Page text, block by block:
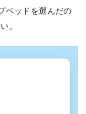
ベッドを選んだの
。